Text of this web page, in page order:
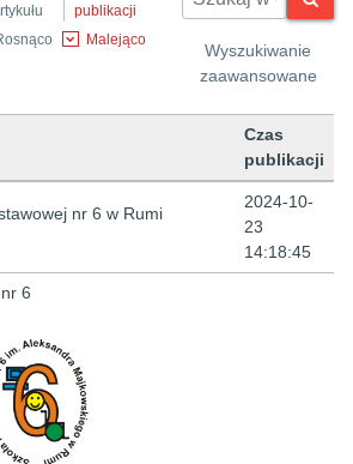
publikacji
Malejąco
Wyszukiwanie
zaawansowane
Czas
publikacji
nr 6 w Rumi
2024-10-
23
14:18:45
6